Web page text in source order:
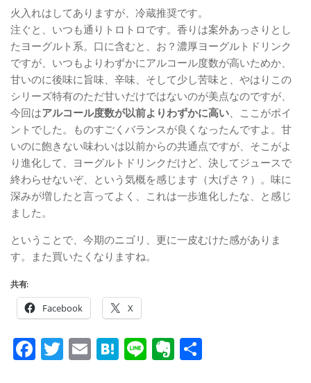
火入れはしてありますが、冷蔵推奨です。
注ぐと、いつも通りトロトロです。香りは案外あっさりとし
たヨーグルト系。口に含むと、お？濃厚ヨーグルトドリンク
ですが、いつもよりわずかにアルコール度数が高いためか、
甘いのに後味に旨味、辛味、そして少し苦味と、やはりこの
シリーズ特有のただ甘いだけではないのが美点なのですが、
今回はアルコール度数が以前よりわずかに高い 、ここがポイ
ントでした。ものすごくバランスが良くなったんですよ。甘
いのに飽きない味わいは以前からの共通点ですが、そこがよ
り進化して、ヨーグルトドリンクだけど、決してジュースで
終わらせないぞ、という気概を感じます（大げさ？）。味に
深みが増したと言ってよく、これは一歩進化したな、と感じ
ました。
ということで、今期のニゴリ、更に一皮むけた感がありま
す。また買いたくなりますね。
共有:
Facebook X
Facebook
Twitter
EmailHatena
LineEvernote